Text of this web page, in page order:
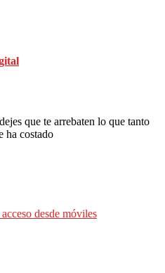
que te arrebaten lo que tanto
ha costado
desde móviles